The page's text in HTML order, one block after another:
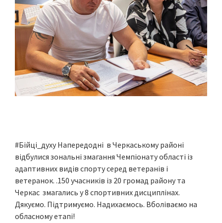
#Бійці_духу Напередодні в Черкаському районі
відбулися зональні змагання Чемпіонату області із
адаптивних видів спорту серед ветеранів і
ветеранок. .150 учасників із 20 громад району та
Черкас змагались у 8 спортивних дисциплінах.
Дякуємо. Підтримуємо. Надихаємось. Вболіваємо на
обласному етапі!